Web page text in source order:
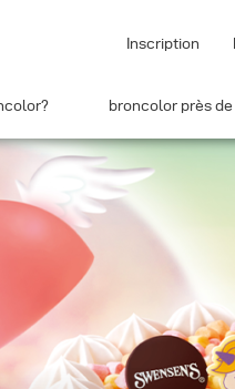
Inscription
broncolor près